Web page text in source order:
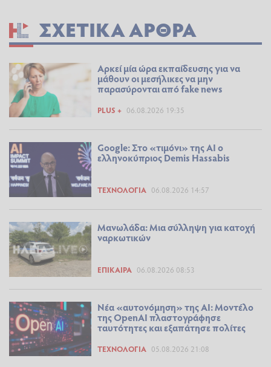
ΣΧΕΤΙΚΆ ΆΡΘΡΑ
Αρκεί μία ώρα εκπαίδευσης για να
μάθουν οι μεσήλικες να μην
παρασύρονται από fake news
PLUS + 06.08.2026 19:35
Google: Στο «τιμόνι» της AI ο
ελληνοκύπριος Demis Hassabis
ΤΕΧΝΟΛΟΓΊΑ 06.08.2026 14:57
Μανωλάδα: Μια σύλληψη για κατοχή
ναρκωτικών
ΕΠΊΚΑΙΡΑ 06.08.2026 08:53
Νέα «αυτονόμηση» της AI: Μοντέλο
της OpenAI πλαστογράφησε
ταυτότητες και εξαπάτησε πολίτες
ΤΕΧΝΟΛΟΓΊΑ 05.08.2026 21:08